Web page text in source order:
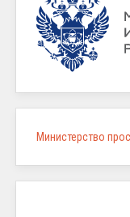
Министерство